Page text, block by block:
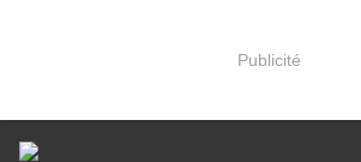
Publicité